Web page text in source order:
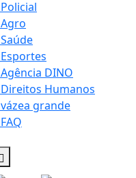
Policial
Agro
Saúde
Esportes
Agência DINO
Direitos Humanos
vázea grande
FAQ